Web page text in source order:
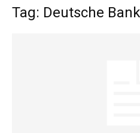
Tag: Deutsche Bank